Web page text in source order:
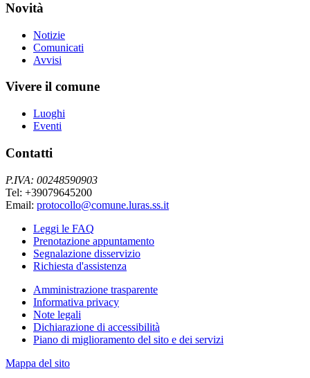
Novità
Notizie
Comunicati
Avvisi
Vivere il comune
Luoghi
Eventi
Contatti
P.IVA: 00248590903
Tel: +39079645200
Email: protocollo@comune.luras.ss.it
Leggi le FAQ
Prenotazione appuntamento
Segnalazione disservizio
Richiesta d'assistenza
Amministrazione trasparente
Informativa privacy
Note legali
Dichiarazione di accessibilità
Piano di miglioramento del sito e dei servizi
Mappa del sito